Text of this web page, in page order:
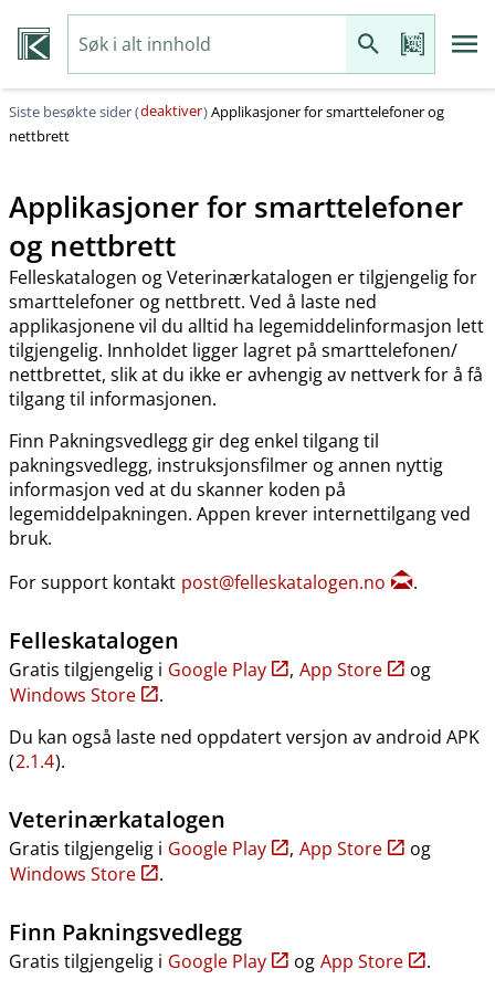
Siste besøkte sider (deaktiver)Applikasjoner for smarttelefoner og
nettbrett
Applikasjoner for smarttelefoner
og nettbrett
Felleskatalogen og Veterinærkatalogen er tilgjengelig for
smarttelefoner og nettbrett. Ved å laste ned
applikasjonene vil du alltid ha legemiddelinformasjon lett
tilgjengelig. Innholdet ligger lagret på smarttelefonen​/​
nettbrettet, slik at du ikke er avhengig av nettverk for å få
tilgang til informasjonen.
Finn Pakningsvedlegg gir deg enkel tilgang til
pakningsvedlegg, instruksjonsfilmer og annen nyttig
informasjon ved at du skanner koden på
legemiddelpakningen. Appen krever internettilgang ved
bruk.
For support kontakt post@felleskatalogen.no .
Felleskatalogen
Gratis tilgjengelig i Google Play , App Store
og
Windows Store
.
Du kan også laste ned oppdatert versjon av android APK
(2.1.4).
Veterinærkatalogen
Gratis tilgjengelig i Google Play , App Store
og
Windows Store
.
Finn Pakningsvedlegg
Gratis tilgjengelig i Google Play og App Store .